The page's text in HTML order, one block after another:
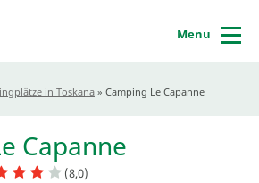
Menu
in Toskana » Camping Le Capanne
Capanne
(8,0)